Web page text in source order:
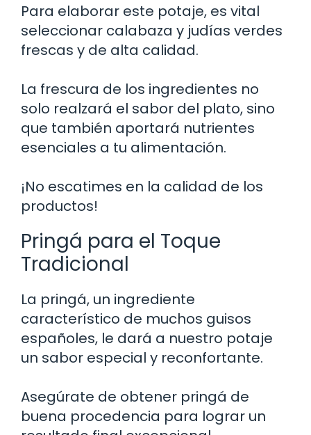
Para elaborar este potaje, es vital
seleccionar calabaza y judías verdes
frescas y de alta calidad.
La frescura de los ingredientes no
solo realzará el sabor del plato, sino
que también aportará nutrientes
esenciales a tu alimentación.
¡No escatimes en la calidad de los
productos!
Pringá para el Toque
Tradicional
La pringá, un ingrediente
característico de muchos guisos
españoles, le dará a nuestro potaje
un sabor especial y reconfortante.
Asegúrate de obtener pringá de
buena procedencia para lograr un